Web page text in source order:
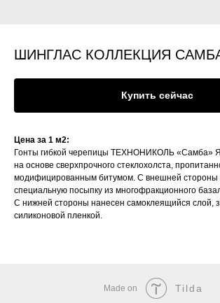
ШИНГЛАС КОЛЛЕКЦИЯ САМБА
Купить сейчас
Цена за 1 м2:
Гонты гибкой черепицы ТЕХНОНИКОЛЬ «Самба»
на основе сверхпрочного стеклохолста,
модифицированным битумом. С внешней стороны
специальную посыпку из многофракционного
С нижней стороны нанесен самоклеящийся слой,
силиконовой пленкой.
Made on Tilda